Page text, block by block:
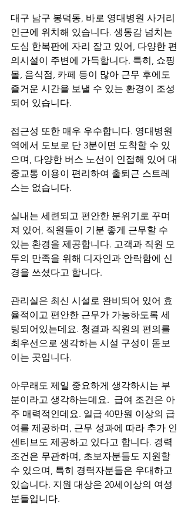
대구 남구 봉덕동, 바로 영대병원 사거리
인근에 위치해 있습니다. 생동감 넘치는
도심 한복판에 자리 잡고 있어, 다양한 편
의시설이 주변에 가득합니다. 특히, 쇼핑
몰, 음식점, 카페 등이 많아 근무 후에도
즐거운 시간을 보낼 수 있는 환경이 조성
되어 있습니다.
접근성 또한 매우 우수합니다. 영대병원
역에서 도보로 단 3분이면 도착할 수 있
으며, 다양한 버스 노선이 인접해 있어 대
중교통 이용이 편리하여 출퇴근 스트레
스는 없습니다.
실내는 세련되고 편안한 분위기로 꾸며
져 있어, 직원들이 기분 좋게 근무할 수
있는 환경을 제공합니다. 고객과 직원 모
두의 만족을 위해 디자인과 안락함에 신
경을 쓰셨다고 합니다.
관리실은 최신 시설로 완비되어 있어 효
율적이고 편안한 근무가 가능하도록 세
팅되어있는데요. 청결과 직원의 편의를
최우선으로 생각하는 시설 구성이 돋보
이는 곳입니다.
아무래도 제일 중요하게 생각하시는 부
분이라고 생각하는데요.  급여 조건은 아
주 매력적인데요. 일급 40만원 이상의 급
여를 제공하며, 근무 성과에 따라 추가 인
센티브도 제공하고 있다고 합니다. 경력
조건은 무관하며, 초보자분들도 지원할
수 있으며, 특히 경력자분들은 우대하고
있습니다. 지원 대상은 20세이상의 여성
분들입니다.